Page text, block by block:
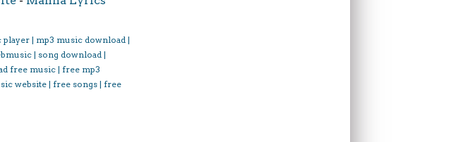
| mp3 music download |
| song download |
free music | free mp3
website | free songs | free